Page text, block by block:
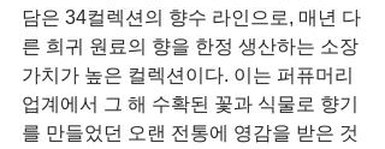
담은 34컬렉션의 향수 라인으로, 매년 다
른 희귀 원료의 향을 한정 생산하는 소장
가치가 높은 컬렉션이다. 이는 퍼퓨머리
업계에서 그 해 수확된 꽃과 식물로 향기
를 만들었던 오랜 전통에 영감을 받은 것